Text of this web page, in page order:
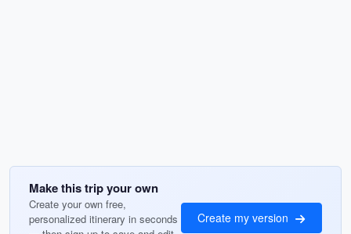
Make this trip your own
Create your own free,
personalized itinerary in seconds
Create my version